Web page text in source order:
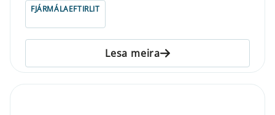
FJÁRMÁLAEFTIRLIT
Lesa meira